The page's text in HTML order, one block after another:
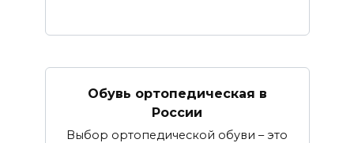
Обувь ортопедическая в
России
Выбор ортопедической обуви – это